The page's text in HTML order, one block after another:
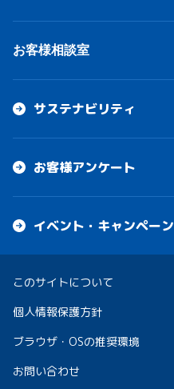
お客様相談室
サステナビリティ
お客様アンケート
イベント・キャンペーン
このサイトについて
個人情報保護方針
ブラウザ・OSの推奨環境
お問い合わせ